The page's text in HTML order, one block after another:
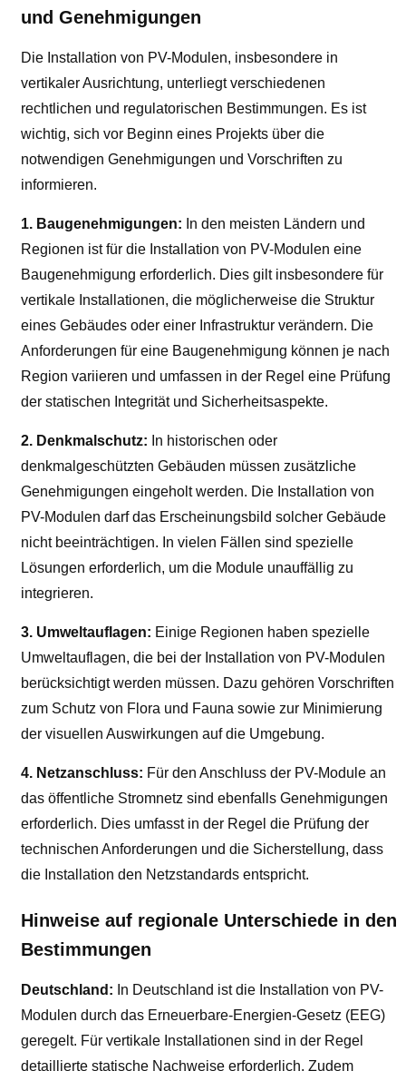
und Genehmigungen
Die Installation von PV-Modulen, insbesondere in
vertikaler Ausrichtung, unterliegt verschiedenen
rechtlichen und regulatorischen Bestimmungen. Es ist
wichtig, sich vor Beginn eines Projekts über die
notwendigen Genehmigungen und Vorschriften zu
informieren.
1. Baugenehmigungen: In den meisten Ländern und
Regionen ist für die Installation von PV-Modulen eine
Baugenehmigung erforderlich. Dies gilt insbesondere für
vertikale Installationen, die möglicherweise die Struktur
eines Gebäudes oder einer Infrastruktur verändern. Die
Anforderungen für eine Baugenehmigung können je nach
Region variieren und umfassen in der Regel eine Prüfung
der statischen Integrität und Sicherheitsaspekte.
2. Denkmalschutz: In historischen oder
denkmalgeschützten Gebäuden müssen zusätzliche
Genehmigungen eingeholt werden. Die Installation von
PV-Modulen darf das Erscheinungsbild solcher Gebäude
nicht beeinträchtigen. In vielen Fällen sind spezielle
Lösungen erforderlich, um die Module unauffällig zu
integrieren.
3. Umweltauflagen: Einige Regionen haben spezielle
Umweltauflagen, die bei der Installation von PV-Modulen
berücksichtigt werden müssen. Dazu gehören Vorschriften
zum Schutz von Flora und Fauna sowie zur Minimierung
der visuellen Auswirkungen auf die Umgebung.
4. Netzanschluss: Für den Anschluss der PV-Module an
das öffentliche Stromnetz sind ebenfalls Genehmigungen
erforderlich. Dies umfasst in der Regel die Prüfung der
technischen Anforderungen und die Sicherstellung, dass
die Installation den Netzstandards entspricht.
Hinweise auf regionale Unterschiede in den
Bestimmungen
Deutschland: In Deutschland ist die Installation von PV-
Modulen durch das Erneuerbare-Energien-Gesetz (EEG)
geregelt. Für vertikale Installationen sind in der Regel
detaillierte statische Nachweise erforderlich. Zudem